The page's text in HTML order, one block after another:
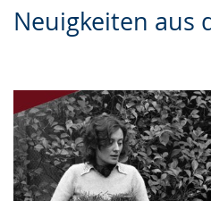
Neuigkeiten aus